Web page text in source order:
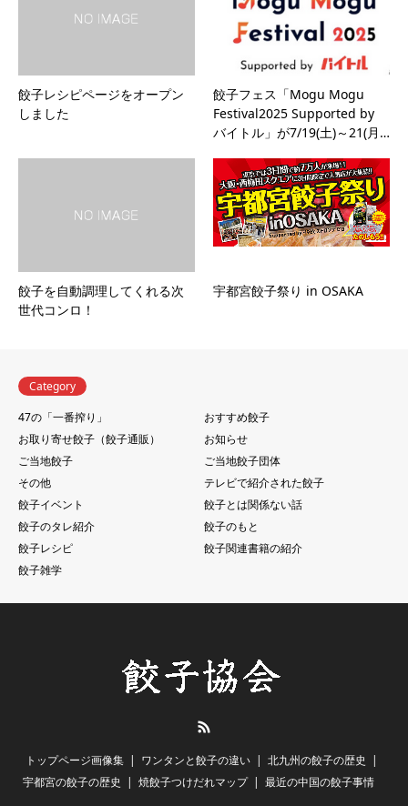
餃子レシピページをオープン
しました
餃子フェス「Mogu Mogu
Festival2025 Supported by
バイトル」が7/19(土)～21(月…
餃子を自動調理してくれる次
世代コンロ！
宇都宮餃子祭り in OSAKA
Category
47の「一番搾り」
おすすめ餃子
お取り寄せ餃子（餃子通販）
お知らせ
ご当地餃子
ご当地餃子団体
その他
テレビで紹介された餃子
餃子イベント
餃子とは関係ない話
餃子のタレ紹介
餃子のもと
餃子レシピ
餃子関連書籍の紹介
餃子雑学
トップページ画像集 ワンタンと餃子の違い
北九州の餃子の歴史
宇都宮の餃子の歴史
焼餃子つけだれマップ 最近の中国の餃子事情